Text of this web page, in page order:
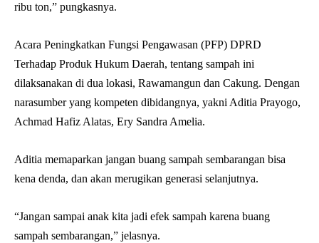
ribu ton,” pungkasnya.
Acara Peningkatkan Fungsi Pengawasan (PFP) DPRD
Terhadap Produk Hukum Daerah, tentang sampah ini
dilaksanakan di dua lokasi, Rawamangun dan Cakung. Dengan
narasumber yang kompeten dibidangnya, yakni Aditia Prayogo,
Achmad Hafiz Alatas, Ery Sandra Amelia.
Aditia memaparkan jangan buang sampah sembarangan bisa
kena denda, dan akan merugikan generasi selanjutnya.
“Jangan sampai anak kita jadi efek sampah karena buang
sampah sembarangan,” jelasnya.